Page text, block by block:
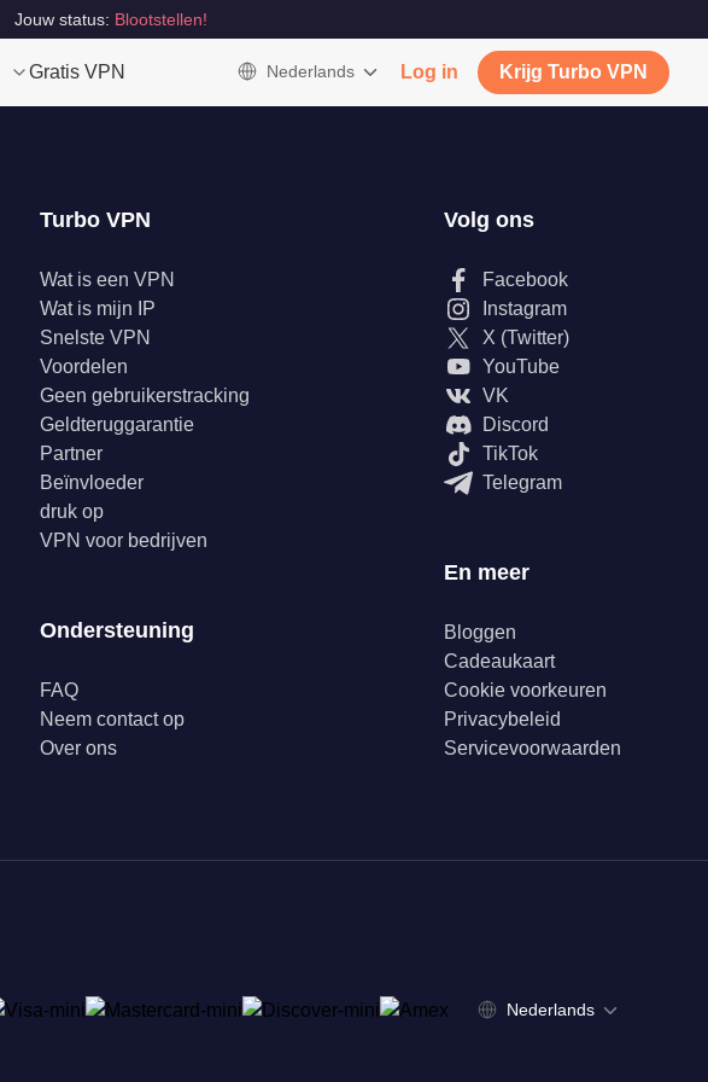
Jouw status: Blootstellen!
Gratis VPN Nederlands Log in Krijg Turbo VPN
Turbo VPN
Wat is een VPN
Wat is mijn IP
Snelste VPN
Voordelen
Geen gebruikerstracking
Geldteruggarantie
Partner
Beïnvloeder
druk op
VPN voor bedrijven
Ondersteuning
FAQ
Neem contact op
Over ons
Volg ons
Facebook
Instagram
X (Twitter)
YouTube
VK
Discord
TikTok
Telegram
En meer
Bloggen
Cadeaukaart
Cookie voorkeuren
Privacybeleid
Servicevoorwaarden
Nederlands